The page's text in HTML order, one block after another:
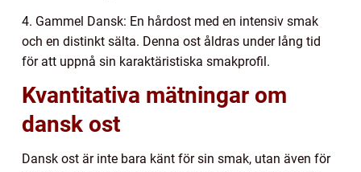
4. Gammel Dansk: En hårdost med en intensiv smak
och en distinkt sälta. Denna ost åldras under lång tid
för att uppnå sin karaktäristiska smakprofil.
Kvantitativa mätningar om
dansk ost
Dansk ost är inte bara känt för sin smak, utan även för